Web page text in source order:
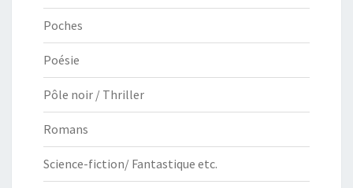
Poches
Poésie
Pôle noir / Thriller
Romans
Science-fiction/ Fantastique etc.